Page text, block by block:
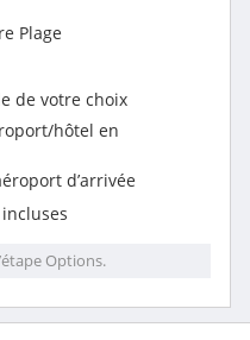
Plage
de votre choix
hôtel en
d’arrivée
Options.